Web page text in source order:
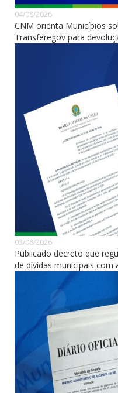
04/08/2026
CNM orienta Municípios
Transferegov para
03/08/2026
Publicado decreto que
de dívidas municipais com